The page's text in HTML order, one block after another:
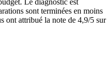
Le diagnostic est
sont terminées en moins
ont attribué la note de 4,9/5 sur